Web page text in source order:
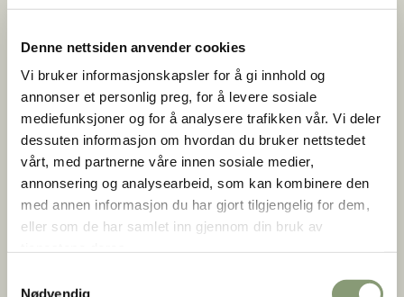
Denne nettsiden anvender cookies
Vi bruker informasjonskapsler for å gi innhold og
annonser et personlig preg, for å levere sosiale
mediefunksjoner og for å analysere trafikken vår. Vi deler
dessuten informasjon om hvordan du bruker nettstedet
vårt, med partnerne våre innen sosiale medier,
annonsering og analysearbeid, som kan kombinere den
med annen informasjon du har gjort tilgjengelig for dem,
eller som de har samlet inn gjennom din bruk av
Nødvendig
Middelalder
Etterreformatorisk arkeologi
Havn
Skipsfunn
Keramikk
Kleberkar
Ansvarsområde
Nestleder arkeologisk seksjon